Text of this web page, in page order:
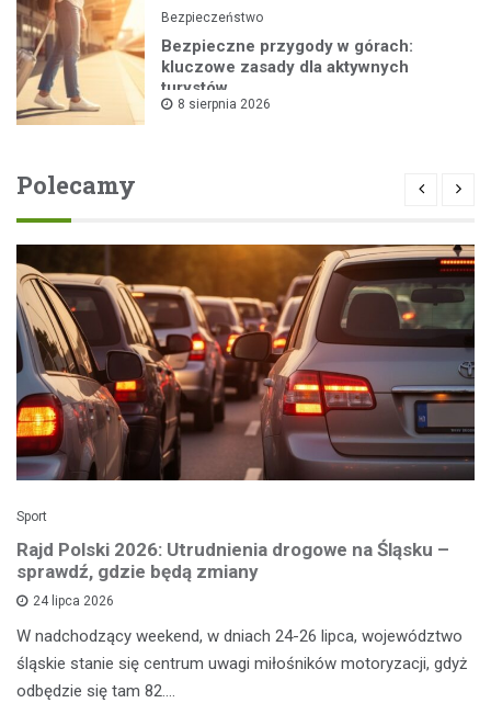
Bezpieczeństwo
Bezpieczne przygody w górach:
kluczowe zasady dla aktywnych
turystów
8 sierpnia 2026
Polecamy
Sport
Rajd Polski 2026: Utrudnienia drogowe na Śląsku –
sprawdź, gdzie będą zmiany
24 lipca 2026
W nadchodzący weekend, w dniach 24-26 lipca, województwo
śląskie stanie się centrum uwagi miłośników motoryzacji, gdyż
odbędzie się tam 82.…